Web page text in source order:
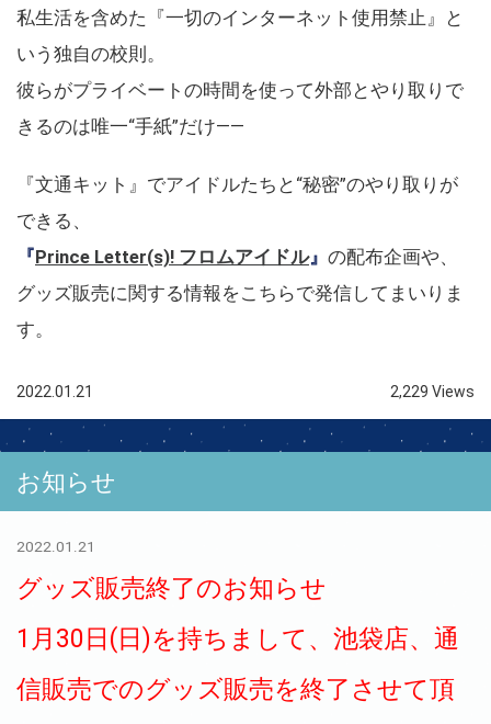
私生活を含めた『一切のインターネット使用禁止』と
いう独自の校則。
彼らがプライベートの時間を使って外部とやり取りで
きるのは唯一“手紙”だけ――
『文通キット』でアイドルたちと“秘密”のやり取りが
できる、
『Prince Letter(s)! フロムアイドル』 の配布企画や、
グッズ販売に関する情報をこちらで発信してまいりま
す。
2022.01.21 2,229 Views
お知らせ
2022.01.21
グッズ販売終了のお知らせ
1月30日(日)を持ちまして、池袋店、通
信販売でのグッズ販売を終了させて頂